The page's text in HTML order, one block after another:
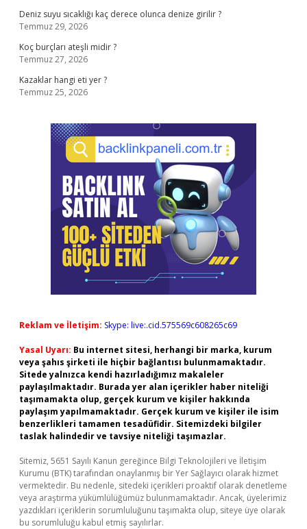
Deniz suyu sıcaklığı kaç derece olunca denize girilir ?
Temmuz 29, 2026
Koç burçları ateşli midir ?
Temmuz 27, 2026
Kazaklar hangi eti yer ?
Temmuz 25, 2026
Reklam ve İletişim: Skype: live:.cid.575569c608265c69
Yasal Uyarı: Bu internet sitesi, herhangi bir marka, kurum
veya şahıs şirketi ile hiçbir bağlantısı bulunmamaktadır.
Sitede yalnızca kendi hazırladığımız makaleler
paylaşılmaktadır. Burada yer alan içerikler haber niteliği
taşımamakta olup, gerçek kurum ve kişiler hakkında
paylaşım yapılmamaktadır. Gerçek kurum ve kişiler ile isim
benzerlikleri tamamen tesadüfidir. Sitemizdeki bilgiler
taslak halindedir ve tavsiye niteliği taşımazlar.
Sitemiz, 5651 Sayılı Kanun gereğince Bilgi Teknolojileri ve İletişim
Kurumu (BTK) tarafından onaylanmış bir Yer Sağlayıcı olarak hizmet
vermektedir. Bu nedenle, sitedeki içerikleri proaktif olarak denetleme
veya araştırma yükümlülüğümüz bulunmamaktadır. Ancak, üyelerimiz
yazdıkları içeriklerin sorumluluğunu taşımakta olup, siteye üye olarak
bu sorumluluğu kabul etmiş sayılırlar.